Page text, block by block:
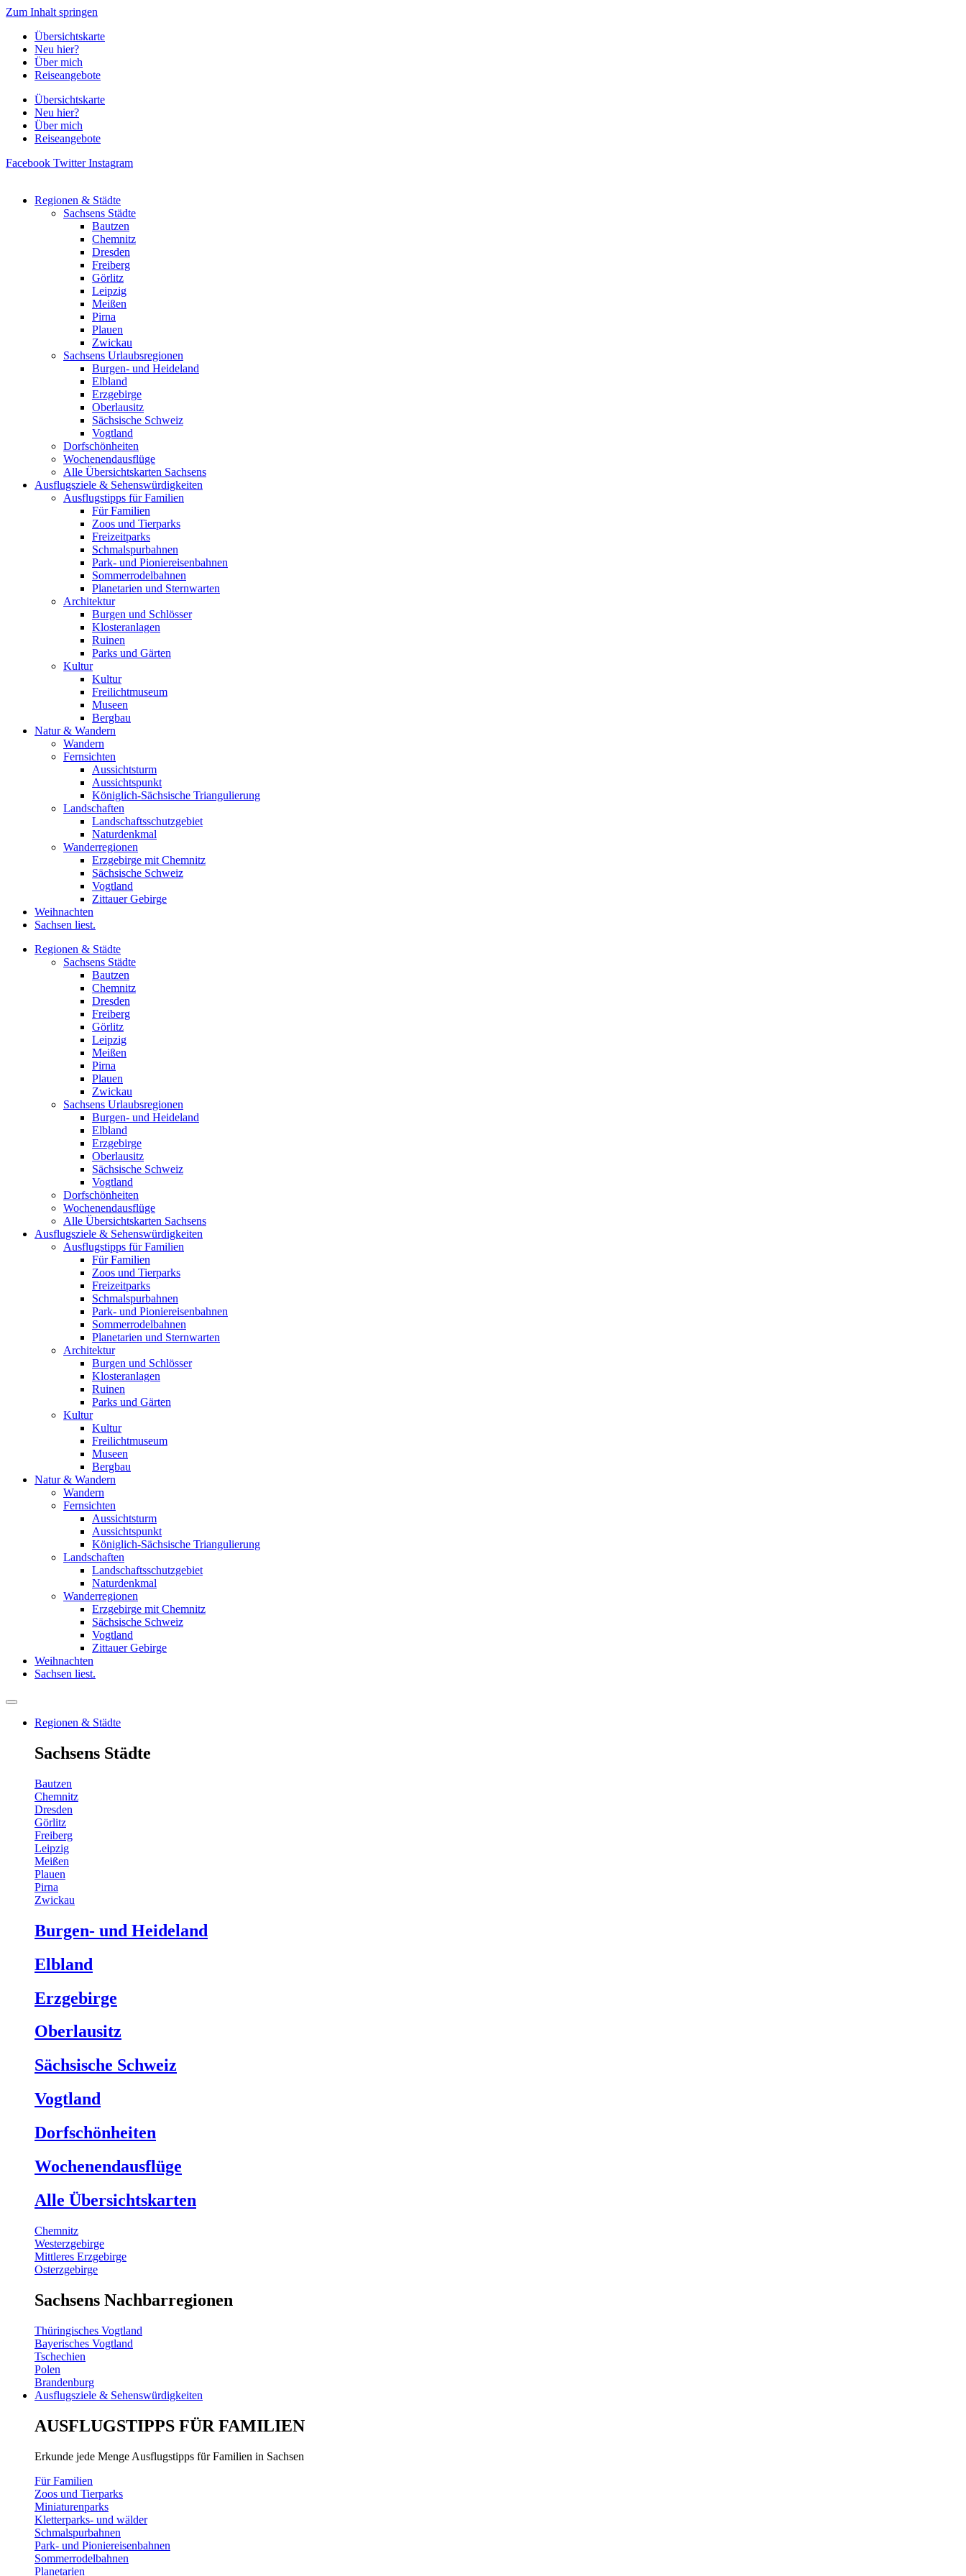
Zum Inhalt springen
Übersichtskarte
Neu hier?
Über mich
Reiseangebote
Übersichtskarte
Neu hier?
Über mich
Reiseangebote
Facebook Twitter Instagram
Regionen & Städte
Sachsens Städte
Bautzen
Chemnitz
Dresden
Freiberg
Görlitz
Leipzig
Meißen
Pirna
Plauen
Zwickau
Sachsens Urlaubsregionen
Burgen- und Heideland
Elbland
Erzgebirge
Oberlausitz
Sächsische Schweiz
Vogtland
Dorfschönheiten
Wochenendausflüge
Alle Übersichtskarten Sachsens
Ausflugsziele & Sehenswürdigkeiten
Ausflugstipps für Familien
Für Familien
Zoos und Tierparks
Freizeitparks
Schmalspurbahnen
Park- und Pioniereisenbahnen
Sommerrodelbahnen
Planetarien und Sternwarten
Architektur
Burgen und Schlösser
Klosteranlagen
Ruinen
Parks und Gärten
Kultur
Kultur
Freilichtmuseum
Museen
Bergbau
Natur & Wandern
Wandern
Fernsichten
Aussichtsturm
Aussichtspunkt
Königlich-Sächsische Triangulierung
Landschaften
Landschaftsschutzgebiet
Naturdenkmal
Wanderregionen
Erzgebirge mit Chemnitz
Sächsische Schweiz
Vogtland
Zittauer Gebirge
Weihnachten
Sachsen liest.
Regionen & Städte
Sachsens Städte
Bautzen
Chemnitz
Dresden
Freiberg
Görlitz
Leipzig
Meißen
Pirna
Plauen
Zwickau
Sachsens Urlaubsregionen
Burgen- und Heideland
Elbland
Erzgebirge
Oberlausitz
Sächsische Schweiz
Vogtland
Dorfschönheiten
Wochenendausflüge
Alle Übersichtskarten Sachsens
Ausflugsziele & Sehenswürdigkeiten
Ausflugstipps für Familien
Für Familien
Zoos und Tierparks
Freizeitparks
Schmalspurbahnen
Park- und Pioniereisenbahnen
Sommerrodelbahnen
Planetarien und Sternwarten
Architektur
Burgen und Schlösser
Klosteranlagen
Ruinen
Parks und Gärten
Kultur
Kultur
Freilichtmuseum
Museen
Bergbau
Natur & Wandern
Wandern
Fernsichten
Aussichtsturm
Aussichtspunkt
Königlich-Sächsische Triangulierung
Landschaften
Landschaftsschutzgebiet
Naturdenkmal
Wanderregionen
Erzgebirge mit Chemnitz
Sächsische Schweiz
Vogtland
Zittauer Gebirge
Weihnachten
Sachsen liest.
Regionen & Städte
Sachsens Städte
Bautzen
Chemnitz
Dresden
Görlitz
Freiberg
Leipzig
Meißen
Plauen
Pirna
Zwickau
Burgen- und Heideland
Elbland
Erzgebirge
Oberlausitz
Sächsische Schweiz
Vogtland
Dorfschönheiten
Wochenendausflüge
Alle Übersichtskarten
Chemnitz
Westerzgebirge
Mittleres Erzgebirge
Osterzgebirge
Sachsens Nachbarregionen
Thüringisches Vogtland
Bayerisches Vogtland
Tschechien
Polen
Brandenburg
Ausflugsziele & Sehenswürdigkeiten
AUSFLUGSTIPPS FÜR FAMILIEN
Erkunde jede Menge Ausflugstipps für Familien in Sachsen
Für Familien
Zoos und Tierparks
Miniaturenparks
Kletterparks- und wälder
Schmalspurbahnen
Park- und Pioniereisenbahnen
Sommerrodelbahnen
Planetarien